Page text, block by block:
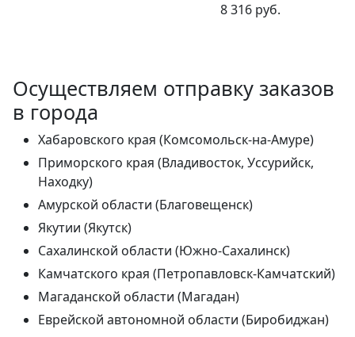
8 316 руб.
Осуществляем отправку заказов
в города
Хабаровского края (Комсомольск-на-Амуре)
Приморского края (Владивосток, Уссурийск,
Находку)
Амурской области (Благовещенск)
Якутии (Якутск)
Сахалинской области (Южно-Сахалинск)
Камчатского края (Петропавловск-Камчатский)
Магаданской области (Магадан)
Еврейской автономной области (Биробиджан)